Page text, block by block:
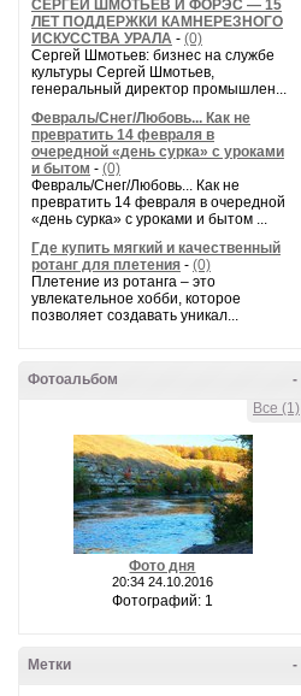
СЕРГЕЙ ШМОТЬЕВ И ФОРЭС — 15
ЛЕТ ПОДДЕРЖКИ КАМНЕРЕЗНОГО
ИСКУССТВА УРАЛА - (0)
Сергей Шмотьев: бизнес на службе
культуры Сергей Шмотьев,
генеральный директор промышлен...
Февраль/Снег/Любовь... Как не
превратить 14 февраля в
очередной «день сурка» с уроками
и бытом - (0)
Февраль/Снег/Любовь... Как не
превратить 14 февраля в очередной
«день сурка» с уроками и бытом ...
Где купить мягкий и качественный
ротанг для плетения - (0)
Плетение из ротанга – это
увлекательное хобби, которое
позволяет создавать уникал...
-
Фотоальбом
Все (1)
Фото дня
20:34 24.10.2016
Фотографий: 1
-
Метки